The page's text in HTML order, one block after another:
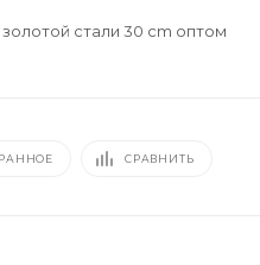
стали 30 cm оптом
СРАВНИТЬ